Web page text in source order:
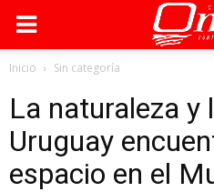
Inicio Sin categoría
La naturaleza y
Uruguay
espacio en el